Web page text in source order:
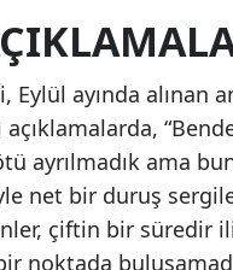
Eylül ayında alınan
ayrılmadık ama
net bir duruş
çiftin bir süredir
noktada